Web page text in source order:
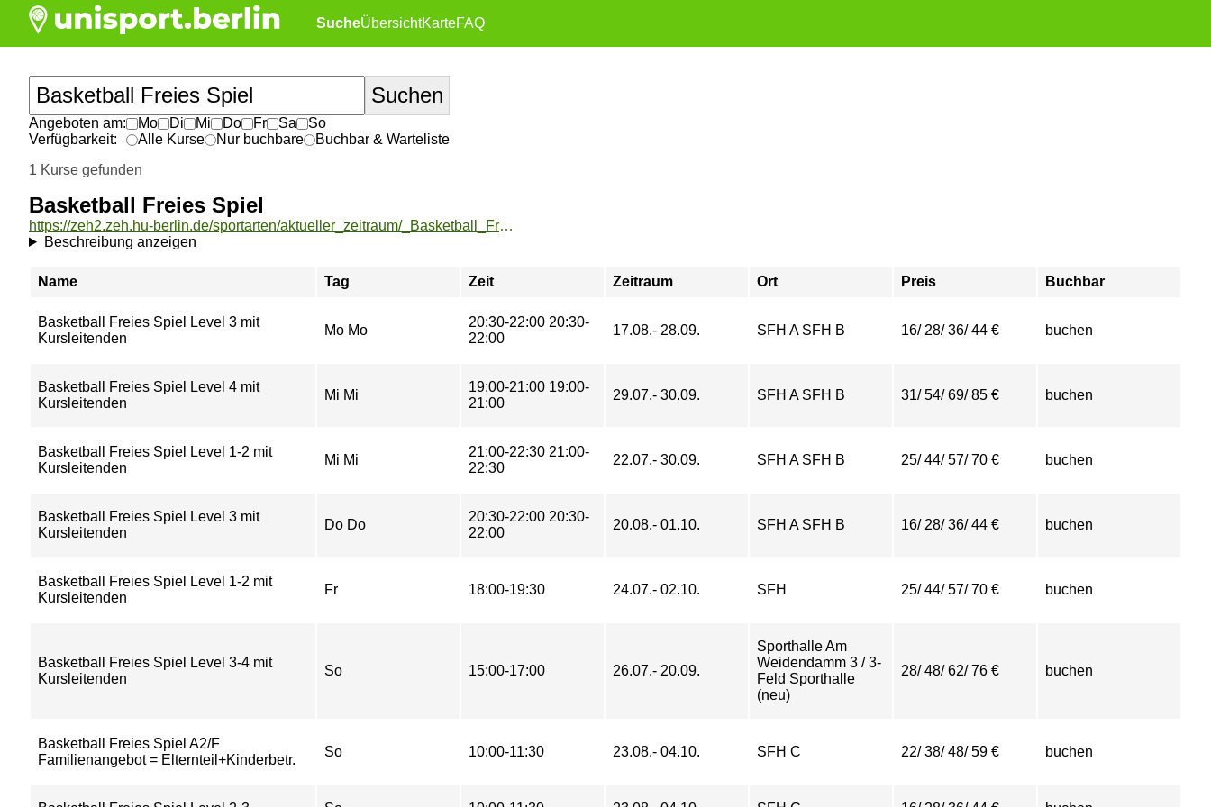
SucheÜbersichtKarteFAQ
Angeboten am: Mo Di Mi Do Fr Sa
So
Verfügbarkeit:
Alle Kurse Nur buchbare
Buchbar & Warteliste
1 Kurse gefunden
Basketball Freies Spiel
https://zeh2.zeh.hu-berlin.de/sportarten/aktueller_zeitraum/_Basketball_Freies_Spiel.html
Beschreibung anzeigen
Name Tag Zeit Zeitraum Ort Preis Buchbar
Basketball Freies Spiel Level 3 mit
Kursleitenden
Mo Mo
20:30-22:00 20:30-
22:00
17.08.- 28.09. SFH A SFH B 16/ 28/ 36/ 44 € buchen
Basketball Freies Spiel Level 4 mit
Kursleitenden
Mi Mi
19:00-21:00 19:00-
21:00
29.07.- 30.09. SFH A SFH B 31/ 54/ 69/ 85 € buchen
Basketball Freies Spiel Level 1-2 mit
Kursleitenden
Mi Mi
21:00-22:30 21:00-
22:30
22.07.- 30.09. SFH A SFH B 25/ 44/ 57/ 70 € buchen
Basketball Freies Spiel Level 3 mit
Kursleitenden
Do Do
20:30-22:00 20:30-
22:00
20.08.- 01.10. SFH A SFH B 16/ 28/ 36/ 44 € buchen
Basketball Freies Spiel Level 1-2 mit
Kursleitenden
Fr 18:00-19:30 24.07.- 02.10. SFH 25/ 44/ 57/ 70 € buchen
Basketball Freies Spiel Level 3-4 mit
Kursleitenden
So 15:00-17:00 26.07.- 20.09.
Sporthalle Am
Weidendamm 3 / 3-
Feld Sporthalle
(neu)
28/ 48/ 62/ 76 € buchen
Basketball Freies Spiel A2/F
Familienangebot = Elternteil+Kinderbetr.
So 10:00-11:30 23.08.- 04.10. SFH C 22/ 38/ 48/ 59 € buchen